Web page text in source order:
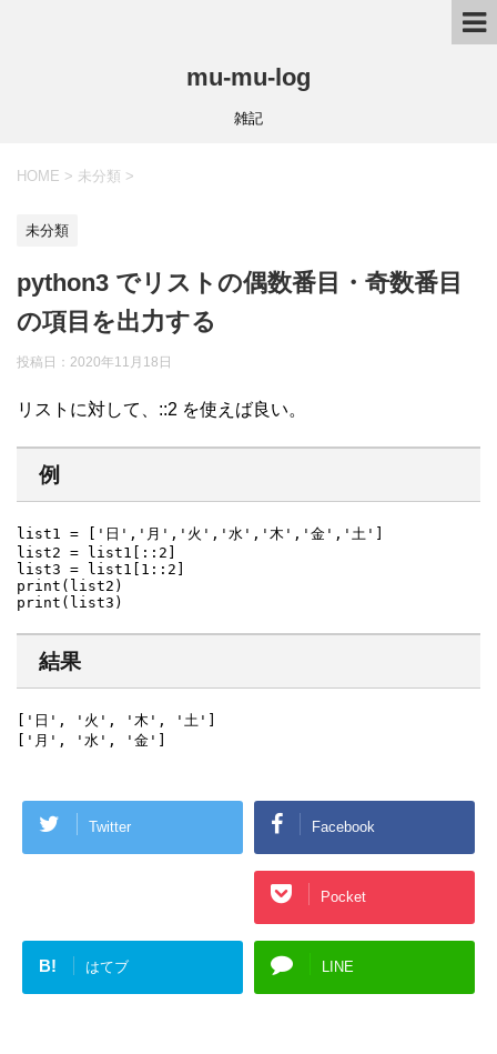
mu-mu-log
雑記
HOME > 未分類 >
未分類
python3 でリストの偶数番目・奇数番目
の項目を出力する
投稿日： 2020年11月18日
リストに対して、::2 を使えば良い。
例
list1 = ['日','月','火','水','木','金','土']
list2 = list1[::2]
list3 = list1[1::2]
print(list2)
print(list3)
結果
['日', '火', '木', '土']
['月', '水', '金']
Twitter Facebook
Pocket
B! はてブ LINE